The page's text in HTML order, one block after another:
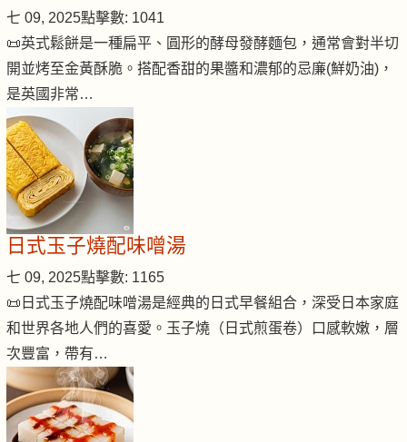
七 09, 2025點擊數: 1041
📜英式鬆餅是一種扁平、圓形的酵母發酵麵包，通常會對半切
開並烤至金黃酥脆。搭配香甜的果醬和濃郁的忌廉(鮮奶油)，
是英國非常…
日式玉子燒配味噌湯
七 09, 2025點擊數: 1165
📜日式玉子燒配味噌湯是經典的日式早餐組合，深受日本家庭
和世界各地人們的喜愛。玉子燒（日式煎蛋卷）口感軟嫩，層
次豐富，帶有…